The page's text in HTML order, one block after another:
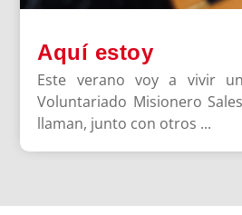
Aquí estoy
Este verano voy a vivir
Voluntariado Misionero
llaman, junto con otros ...